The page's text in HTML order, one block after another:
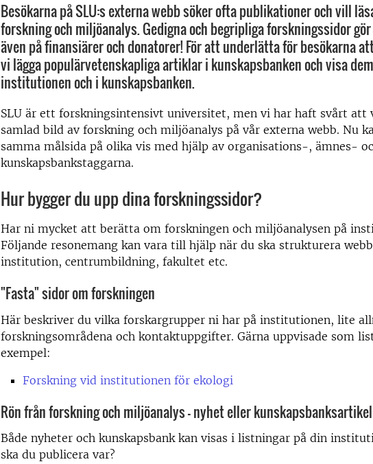
Besökarna på SLU:s externa webb söker ofta publikationer och vill
forskning och miljöanalys. Gedigna och begripliga forskningssidor
även på finansiärer och donatorer! För att underlätta för besökarna
vi lägga populärvetenskapliga artiklar i kunskapsbanken och visa
institutionen och i kunskapsbanken.
SLU är ett forskningsintensivt universitet, men vi har haft svårt att
samlad bild av forskning och miljöanalys på vår externa webb. Nu
samma målsida på olika vis med hjälp av organisations-, ämnes-
kunskapsbankstaggarna.
Hur bygger du upp dina forskningssidor?
Har ni mycket att berätta om forskningen och miljöanalysen på
Följande resonemang kan vara till hjälp när du ska strukturera
institution, centrumbildning, fakultet etc.
"Fasta" sidor om forskningen
Här beskriver du vilka forskargrupper ni har på institutionen, lite
forskningsområdena och kontaktuppgifter. Gärna uppvisade som
exempel:
Forskning vid institutionen för ekologi
Rön från forskning och miljöanalys - nyhet eller
Både nyheter och kunskapsbank kan visas i listningar på din
ska du publicera var?